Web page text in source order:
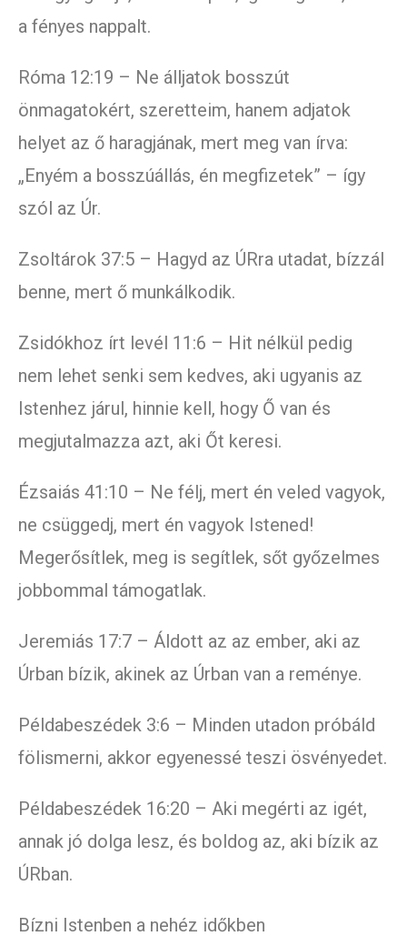
a fényes nappalt.
Róma 12:19 – Ne álljatok bosszút
önmagatokért, szeretteim, hanem adjatok
helyet az ő haragjának, mert meg van írva:
„Enyém a bosszúállás, én megfizetek” – így
szól az Úr.
Zsoltárok 37:5 – Hagyd az ÚRra utadat, bízzál
benne, mert ő munkálkodik.
Zsidókhoz írt levél 11:6 – Hit nélkül pedig
nem lehet senki sem kedves, aki ugyanis az
Istenhez járul, hinnie kell, hogy Ő van és
megjutalmazza azt, aki Őt keresi.
Ézsaiás 41:10 – Ne félj, mert én veled vagyok,
ne csüggedj, mert én vagyok Istened!
Megerősítlek, meg is segítlek, sőt győzelmes
jobbommal támogatlak.
Jeremiás 17:7 – Áldott az az ember, aki az
Úrban bízik, akinek az Úrban van a reménye.
Példabeszédek 3:6 – Minden utadon próbáld
fölismerni, akkor egyenessé teszi ösvényedet.
Példabeszédek 16:20 – Aki megérti az igét,
annak jó dolga lesz, és boldog az, aki bízik az
ÚRban.
Bízni Istenben a nehéz időkben